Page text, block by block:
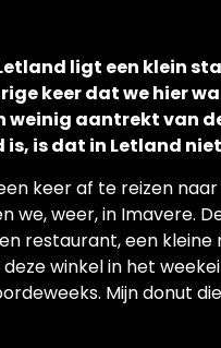
ligt een klein
keer dat we hier
weinig aantrekt van
is dat in Letland
keer af te reizen
we, weer, in Imavere.
restaurant, een
winkel in het
Mijn donut